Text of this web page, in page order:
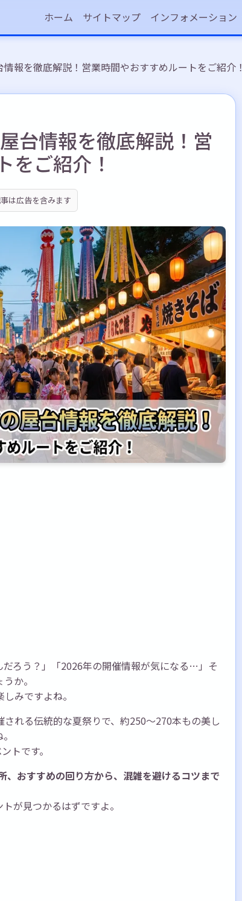
ホーム サイトマップ インフォメーション
報を徹底解説！営業時間やおすすめルートをご紹介！
台情報を徹底解説！営
をご紹介！
は広告を含みます
だろう？」「2026年の開催情報が気になる…」そ
か。
みですよね。
れる伝統的な夏祭りで、約250〜270本もの美し
トです。
、おすすめの回り方から、混雑を避けるコツまで
が見つかるはずですよ。